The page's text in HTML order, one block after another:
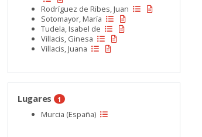
Rodríguez de Ribes, Juan
Sotomayor, María
Tudela, Isabel de
Villacis, Ginesa
Villacis, Juana
Lugares 1
Murcia (España)